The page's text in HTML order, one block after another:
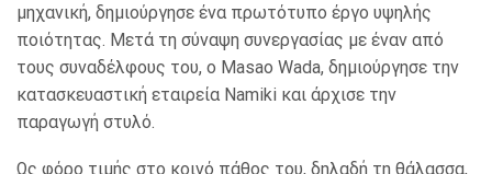
μηχανική, δημιούργησε ένα πρωτότυπο έργο υψηλής
ποιότητας. Μετά τη σύναψη συνεργασίας με έναν από
τους συναδέλφους του, ο Masao Wada, δημιούργησε την
κατασκευαστική εταιρεία Namiki και άρχισε την
παραγωγή στυλό.
Ως φόρο τιμής στο κοινό πάθος του, δηλαδή τη θάλασσα,